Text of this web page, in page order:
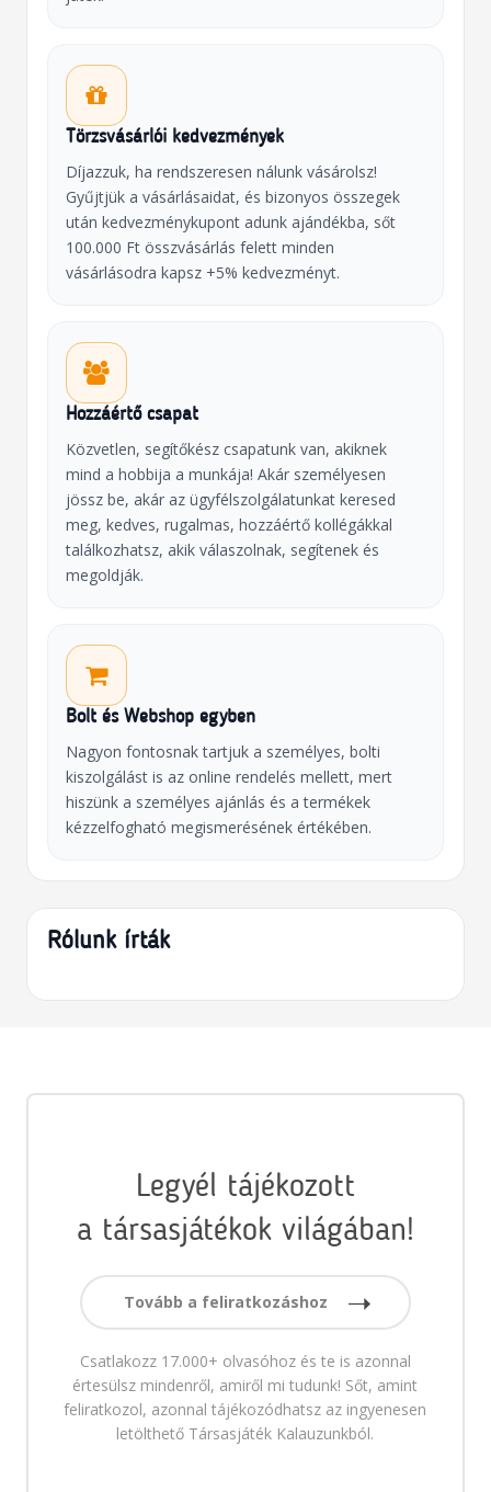
Törzsvásárlói kedvezmények
Díjazzuk, ha rendszeresen nálunk vásárolsz!
Gyűjtjük a vásárlásaidat, és bizonyos összegek
után kedvezménykupont adunk ajándékba, sőt
100.000 Ft összvásárlás felett minden
vásárlásodra kapsz +5% kedvezményt.
Hozzáértő csapat
Közvetlen, segítőkész csapatunk van, akiknek
mind a hobbija a munkája! Akár személyesen
jössz be, akár az ügyfélszolgálatunkat keresed
meg, kedves, rugalmas, hozzáértő kollégákkal
találkozhatsz, akik válaszolnak, segítenek és
megoldják.
Bolt és Webshop egyben
Nagyon fontosnak tartjuk a személyes, bolti
kiszolgálást is az online rendelés mellett, mert
hiszünk a személyes ajánlás és a termékek
kézzelfogható megismerésének értékében.
Rólunk írták
Legyél tájékozott
a társasjátékok világában!
Tovább a feliratkozáshoz
Csatlakozz 17.000+ olvasóhoz és te is azonnal
értesülsz mindenről, amiről mi tudunk! Sőt, amint
feliratkozol, azonnal tájékozódhatsz az ingyenesen
letölthető Társasjáték Kalauzunkból.